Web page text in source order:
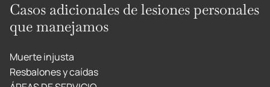
Casos adicionales de lesiones personales
que manejamos
Muerte injusta
Resbalones y caídas